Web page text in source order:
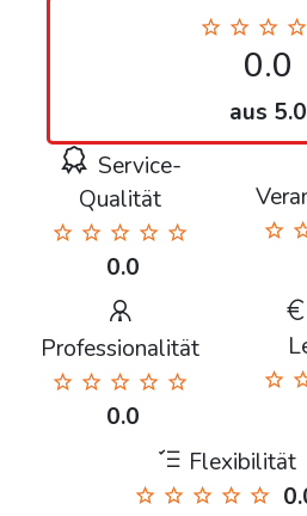
0.0
aus 5.0
Service-
Qualität
0.0
Professionalität
0.0
Flexibilität